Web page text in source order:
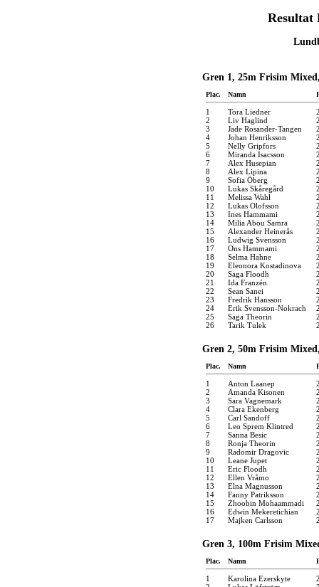
Resultat
Gren 1, 25m Frisim
Plac. Namn
1 Tora Liedner
2
Liv Haglind
3
Jade Rosander-Tangen
4
Johan Henriksson
5
Nelly Gripfors
6
Miranda Isacsson
7
Alex Husepian
8
Alex Lipina
9
Sofia Öberg
10
Lukas Skåregård
11
Melissa Wahl
12
Lukas Olofsson
13
Ines Hammami
14
Milia Abou Samra
15
Alexander Heinerås
16
Ludwig Svensson
17
Ons Hammami
18
Selma Hahne
19
Eleonora Kostadinova
20
Saga Floodh
21
Ida Franzén
22
Sean Sanei
23
Fredrik Hansson
24
Erik Svensson-Nokrach
25
Saga Theorin
26
Tarik Tulek
Gren 2, 50m Frisim
Plac. Namn
1 Anton Laanep
2
Amanda Kisonen
3
Sara Vagnemark
4
Clara Ekenberg
5
Carl Sandoff
6
Leo Sprem Klintred
7
Sanna Besic
8
Ronja Theorin
9
Radomir Dragovic
10
Leane Jupet
11
Eric Floodh
12
Ellen Vråmo
13
Elna Magnusson
14
Fanny Patriksson
15
Zhoobin Mohaammadi
16
Edwin Mekeretichian
17
Majken Carlsson
Gren 3, 100m Frisim
Plac. Namn
1 Karolina Ezerskyte